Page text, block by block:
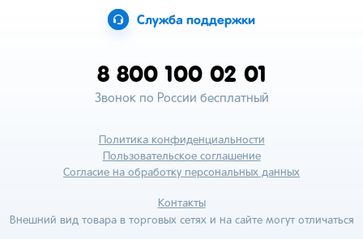
Служба поддержки
8 800 100 02 01
Звонок по России бесплатный
Политика конфиденциальности
Пользовательское соглашение
Согласие на обработку персональных данных
Контакты
Внешний вид товара в торговых сетях и на сайте могут отличаться